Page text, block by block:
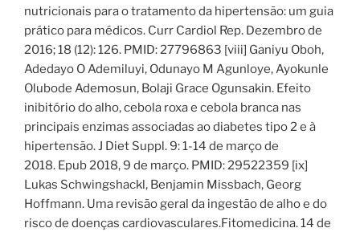
nutricionais para o tratamento da hipertensão: um guia
prático para médicos. Curr Cardiol Rep. Dezembro de
2016; 18 (12): 126. PMID: 27796863 [viii] Ganiyu Oboh,
Adedayo O Ademiluyi, Odunayo M Agunloye, Ayokunle
Olubode Ademosun, Bolaji Grace Ogunsakin. Efeito
inibitório do alho, cebola roxa e cebola branca nas
principais enzimas associadas ao diabetes tipo 2 e à
hipertensão. J Diet Suppl. 9: 1-14 de março de
2018. Epub 2018, 9 de março. PMID: 29522359 [ix]
Lukas Schwingshackl, Benjamin Missbach, Georg
Hoffmann. Uma revisão geral da ingestão de alho e do
risco de doenças cardiovasculares.Fitomedicina. 14 de